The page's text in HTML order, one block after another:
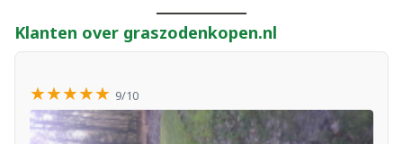
Klanten over graszodenkopen.nl
★★★★★ 9/10